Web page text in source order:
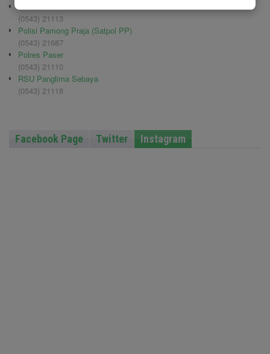
Pemadam Kebakaran
(0543) 21113
Polisi Pamong Praja (Satpol PP)
(0543) 21687
Polres Paser
(0543) 21110
RSU Panglima Sebaya
(0543) 21118
Facebook Page Twitter Instagram